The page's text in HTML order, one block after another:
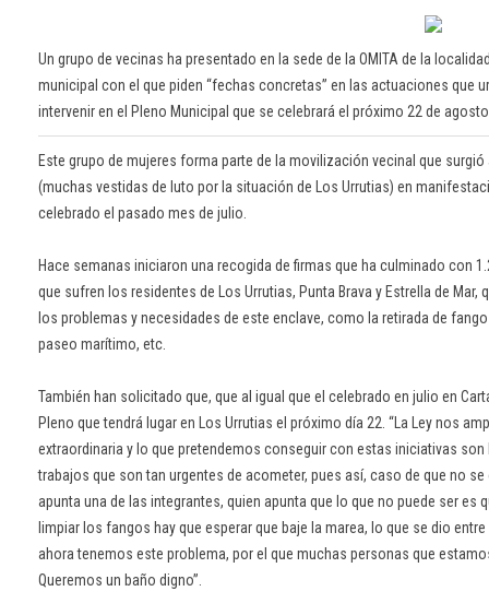
Un grupo de vecinas ha presentado en la sede de la OMITA de la
municipal con el que piden “fechas concretas” en las actuaciones que
intervenir en el Pleno Municipal que se celebrará el próximo 22 de
Este grupo de mujeres forma parte de la movilización vecinal que
(muchas vestidas de luto por la situación de Los Urrutias) en
celebrado el pasado mes de julio.
Hace semanas iniciaron una recogida de firmas que ha culminado con
que sufren los residentes de Los Urrutias, Punta Brava y Estrella de
los problemas y necesidades de este enclave, como la retirada de
paseo marítimo, etc.
También han solicitado que, que al igual que el celebrado en julio en
Pleno que tendrá lugar en Los Urrutias el próximo día 22. “La Ley nos
extraordinaria y lo que pretendemos conseguir con estas iniciativas
trabajos que son tan urgentes de acometer, pues así, caso de que no
apunta una de las integrantes, quien apunta que lo que no puede ser
limpiar los fangos hay que esperar que baje la marea, lo que se dio
ahora tenemos este problema, por el que muchas personas que
Queremos un baño digno”.